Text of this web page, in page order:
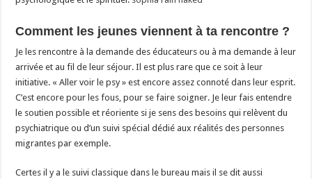
Comment les jeunes viennent à ta rencontre ?
Je les rencontre à la demande des éducateurs ou à ma demande à leur
arrivée et au fil de leur séjour. Il est plus rare que ce soit à leur
initiative. « Aller voir le psy » est encore assez connoté dans leur esprit.
C’est encore pour les fous, pour se faire soigner. Je leur fais entendre
le soutien possible et réoriente si je sens des besoins qui relèvent du
psychiatrique ou d’un suivi spécial dédié aux réalités des personnes
migrantes par exemple.
Certes il y a le suivi classique dans le bureau mais il se dit aussi